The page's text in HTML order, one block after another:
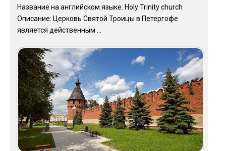
Название на английском языке: Holy Trinity church
Описание: Церковь Святой Троицы в Петергофе
является действенным ...